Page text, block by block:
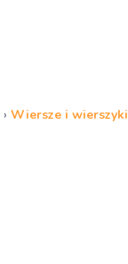
›Wiersze i wierszyki